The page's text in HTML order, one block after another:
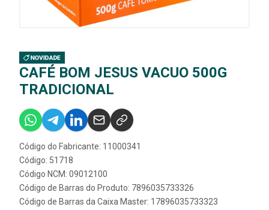
CAFÉ BOM JESUS VACUO 500G
TRADICIONAL
Código do Fabricante: 11000341
Código: 51718
Código NCM: 09012100
Código de Barras do Produto: 7896035733326
Código de Barras da Caixa Master: 17896035733323